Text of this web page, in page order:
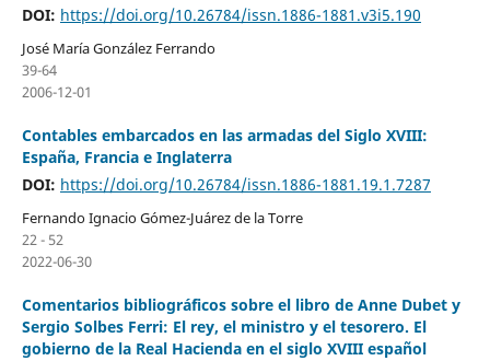
DOI: https://doi.org/10.26784/issn.1886-1881.v3i5.190
José María González Ferrando
39-64
2006-12-01
Contables embarcados en las armadas del Siglo XVIII:
España, Francia e Inglaterra
DOI: https://doi.org/10.26784/issn.1886-1881.19.1.7287
Fernando Ignacio Gómez-Juárez de la Torre
22 - 52
2022-06-30
Comentarios bibliográficos sobre el libro de Anne Dubet y
Sergio Solbes Ferri: El rey, el ministro y el tesorero. El
gobierno de la Real Hacienda en el siglo XVIII español